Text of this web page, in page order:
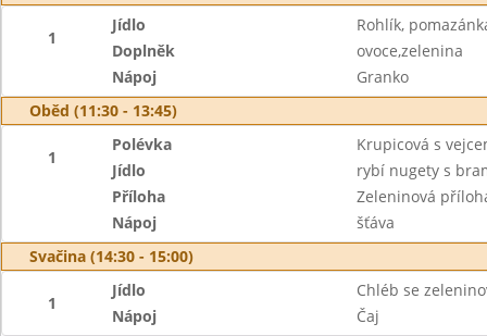
1
Jídlo
Rohlík,
Doplněk
ovoce,zelenina
Nápoj
Granko
Oběd (11:30 - 13:45)
1
Polévka
Krupicová s
Jídlo
rybí nugety s
Příloha
Zeleninová
Nápoj
šťáva
Svačina (14:30 - 15:00)
1
Jídlo
Chléb se
Nápoj
Čaj